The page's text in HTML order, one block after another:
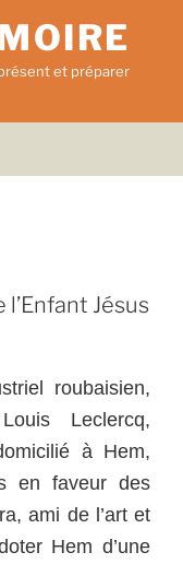
et préparer
Jésus
roubaisien,
Leclercq,
à Hem,
en faveur des
ami de l’art et
Hem d’une